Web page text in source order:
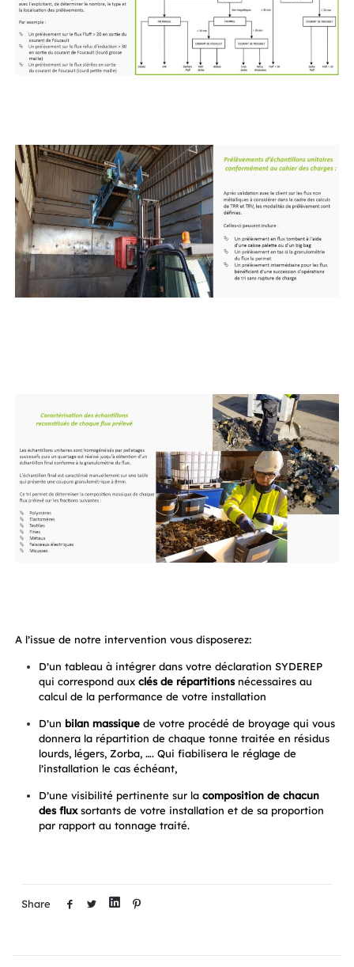
A l’issue de notre intervention vous disposerez:
D’un tableau à intégrer dans votre déclaration SYDEREP
qui correspond auxclés de répartitionsnécessaires au
calcul de la performance de votre installation
D’un bilan massiquede votre procédé de broyage qui vous
donnera la répartition de chaque tonne traitée en résidus
lourds, légers, Zorba, …. Qui fiabilisera le réglage de
l’installation le cas échéant,
D’une visibilité pertinente sur lacomposition de chacun
des fluxsortants de votre installation et de sa proportion
par rapport au tonnage traité.
Share